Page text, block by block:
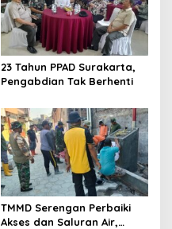
23 Tahun PPAD Surakarta,
Pengabdian Tak Berhenti
TMMD Serengan Perbaiki
Akses dan Saluran Air,